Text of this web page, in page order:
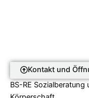
Kontakt und
BS-RE